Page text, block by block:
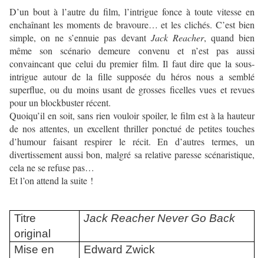
D’un bout à l’autre du film, l’intrigue fonce à toute vitesse en
enchaînant les moments de bravoure… et les clichés. C’est bien
simple, on ne s’ennuie pas devant Jack Reacher, quand bien
même son scénario demeure convenu et n’est pas aussi
convaincant que celui du premier film. Il faut dire que la sous-
intrigue autour de la fille supposée du héros nous a semblé
superflue, ou du moins usant de grosses ficelles vues et revues
pour un blockbuster récent.
Quoiqu’il en soit, sans rien vouloir spoiler, le film est à la hauteur
de nos attentes, un excellent thriller ponctué de petites touches
d’humour faisant respirer le récit. En d’autres termes, un
divertissement aussi bon, malgré sa relative paresse scénaristique,
cela ne se refuse pas…
Et l’on attend la suite !
Titre
original
Jack Reacher Never Go Back
Mise en
Edward Zwick